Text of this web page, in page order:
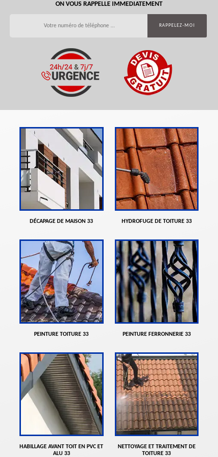
ON VOUS RAPPELLE IMMEDIATEMENT
DÉCAPAGE DE MAISON 33 HYDROFUGE DE TOITURE 33
PEINTURE TOITURE 33 PEINTURE FERRONNERIE 33
HABILLAGE AVANT TOIT EN PVC ET
ALU 33
NETTOYAGE ET TRAITEMENT DE
TOITURE 33